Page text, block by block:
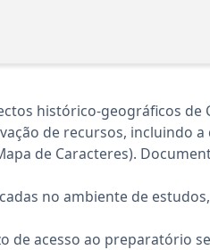
histórico-geográficos de
de recursos, incluindo
de Caracteres).
no ambiente de
acesso ao preparatório